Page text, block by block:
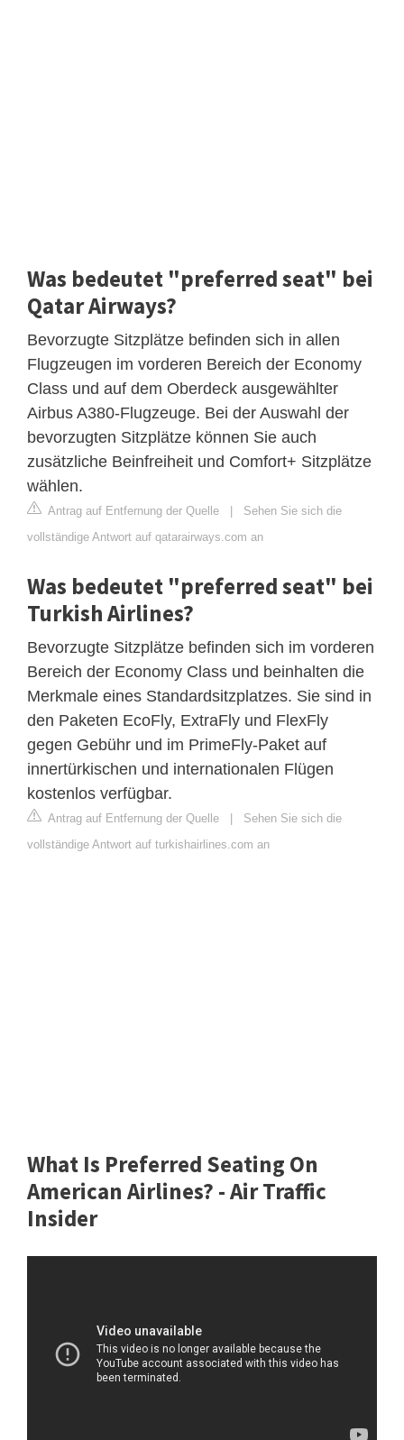
Was bedeutet "preferred seat" bei
Qatar Airways?
Bevorzugte Sitzplätze befinden sich in allen
Flugzeugen im vorderen Bereich der Economy
Class und auf dem Oberdeck ausgewählter
Airbus A380-Flugzeuge. Bei der Auswahl der
bevorzugten Sitzplätze können Sie auch
zusätzliche Beinfreiheit und Comfort+ Sitzplätze
wählen.
Antrag auf Entfernung der Quelle
Sehen Sie sich die
vollständige Antwort auf qatarairways.com an
Was bedeutet "preferred seat" bei
Turkish Airlines?
Bevorzugte Sitzplätze befinden sich im vorderen
Bereich der Economy Class und beinhalten die
Merkmale eines Standardsitzplatzes. Sie sind in
den Paketen EcoFly, ExtraFly und FlexFly
gegen Gebühr und im PrimeFly-Paket auf
innertürkischen und internationalen Flügen
kostenlos verfügbar.
Antrag auf Entfernung der Quelle
Sehen Sie sich die
vollständige Antwort auf turkishairlines.com an
What Is Preferred Seating On
American Airlines? - Air Traffic
Insider